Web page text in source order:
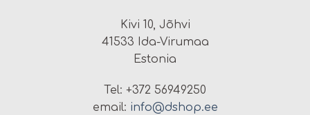
Kivi 10, Jõhvi
41533 Ida-Virumaa
Estonia
Tel: +372 56949250
email: info@dshop.ee